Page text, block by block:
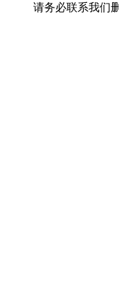
请务必联系我们